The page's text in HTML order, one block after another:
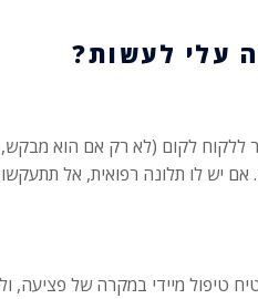
ללקוח לקום (לא רק אם הוא
יש לו תלונה רפואית, אל
טיפול מיידי במקרה של פציעה,